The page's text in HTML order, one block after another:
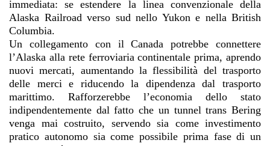
immediata: se estendere la linea convenzionale della
Alaska Railroad verso sud nello Yukon e nella British
Columbia.
Un collegamento con il Canada potrebbe connettere
l’Alaska alla rete ferroviaria continentale prima, aprendo
nuovi mercati, aumentando la flessibilità del trasporto
delle merci e riducendo la dipendenza dal trasporto
marittimo. Rafforzerebbe l’economia dello stato
indipendentemente dal fatto che un tunnel trans Bering
venga mai costruito, servendo sia come investimento
pratico autonomo sia come possibile prima fase di un